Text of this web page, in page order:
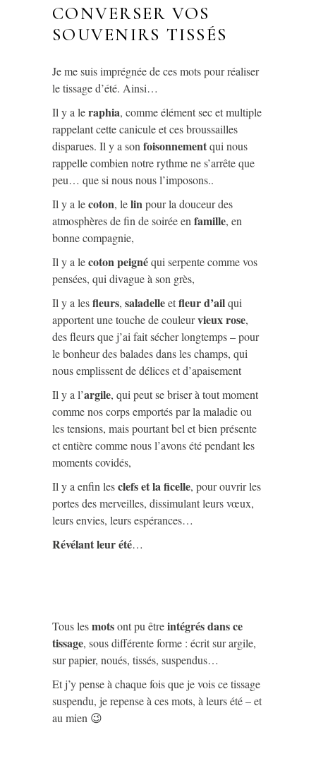
CONVERSER VOS
SOUVENIRS TISSÉS
Je me suis imprégnée de ces mots pour réaliser
le tissage d’été. Ainsi…
Il y a leraphia, comme élément sec et multiple
rappelant cette canicule et ces broussailles
disparues. Il y a son foisonnementqui nous
rappelle combien notre rythme ne s’arrête que
peu… que si nous nous l’imposons..
Il y a lecoton, lelinpour la douceur des
atmosphères de fin de soirée en famille, en
bonne compagnie,
Il y a lecoton peignéqui serpente comme vos
pensées, qui divague à son grès,
Il y a lesfleurs, saladelleetfleur d’ailqui
apportent une touche de couleurvieux rose,
des fleurs que j’ai fait sécher longtemps – pour
le bonheur des balades dans les champs, qui
nous emplissent de délices et d’apaisement
Il y a l’argile, qui peut se briser à tout moment
comme nos corps emportés par la maladie ou
les tensions, mais pourtant bel et bien présente
et entière comme nous l’avons été pendant les
moments covidés,
Il y a enfin lesclefs et la ficelle, pour ouvrir les
portes des merveilles, dissimulant leurs vœux,
leurs envies, leurs espérances…
Révélant leur été…
Tous lesmotsont pu êtreintégrés dans ce
tissage, sous différente forme : écrit sur argile,
sur papier, noués, tissés, suspendus…
Et j’y pense à chaque fois que je vois ce tissage
suspendu, je repense à ces mots, à leurs été – et
au mien 😉